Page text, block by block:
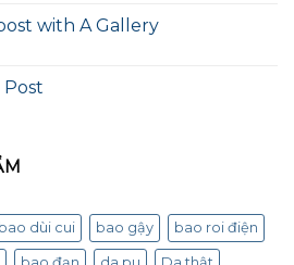
with A Gallery
Post
bao dùi cui bao gậy bao roi điện